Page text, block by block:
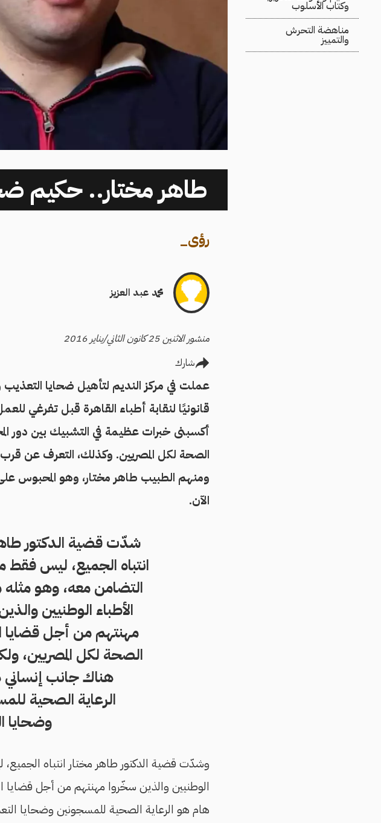
وكتاب الأسلوب
مناهضة التحرش
والتمييز
طاهر مختار.. حكيم
رؤى_
محمد عبد العزيز
منشور الاثنين 25 كانون الثاني/يناير 2016
شارك
عملت في مركز النديم لتأهيل ضحايا
قانونيًا لنقابة أطباء القاهرة قبل تفرغي
أكسبنى خبرات عظيمة في التشبيك بين دور
الصحة لكل المصريين. وكذلك، التعرف
الآن.
شدّت قضية الدكتور
انتباه الجميع، ليس
التضامن معه، وهو
الأطباء الوطنيين
مهنتهم من أجل قضايا
الصحة لكل المصريين،
هناك جانب
الرعاية الصحية
وضحايا
وشدّت قضية الدكتور طاهر مختار انتباه
الوطنيين والذين سخّروا مهنتهم من أجل
هام هو الرعاية الصحية للمسجونين وضحايا